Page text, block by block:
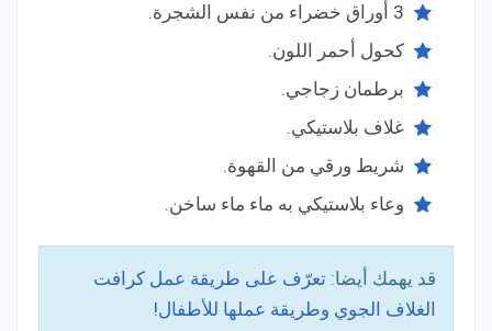
3 أوراق خضراء من نفس الشجرة.
كحول أحمر اللون.
برطمان زجاجي.
غلاف بلاستيكي.
شريط ورقي من القهوة.
وعاء بلاستيكي به ماء ماء ساخن.
قد يهمك أيضا: تعرّف على طريقة عمل كرافت
الغلاف الجوي وطريقة عملها للأطفال!